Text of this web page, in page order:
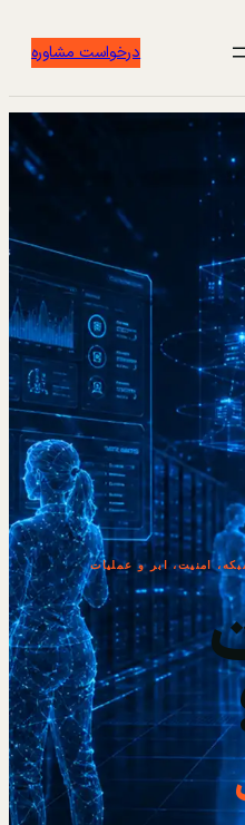
درخواست مشاوره